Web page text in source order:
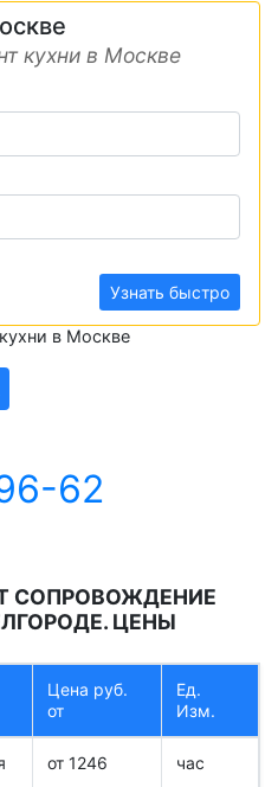
кухни в Москве
Узнать быстро
в Москве
62
СОПРОВОЖДЕНИЕ
ЦЕНЫ
Цена руб.
от
Ед.
Изм.
от 1246 час